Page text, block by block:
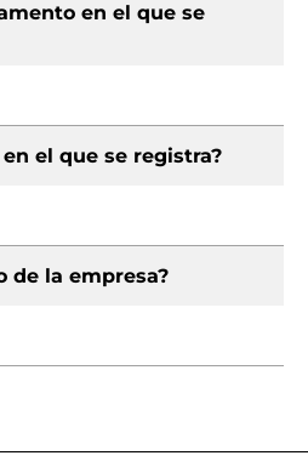
en el que se
el que se registra?
de la empresa?